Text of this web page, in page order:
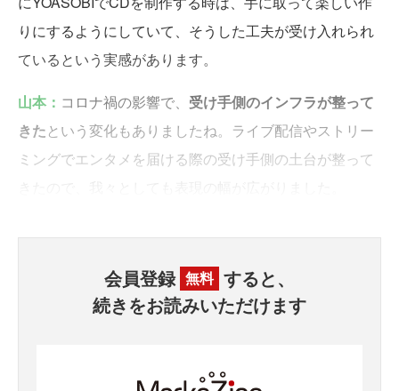
りにするようにしていて、そうした工夫が受け入れられ
ているという実感があります。
山本： コロナ禍の影響で、 受け手側のインフラが整って
きたという変化もありましたね。ライブ配信やストリー
ミングでエンタメを届ける際の受け手側の土台が整って
会員登録 無料 すると、
続きをお読みいただけます